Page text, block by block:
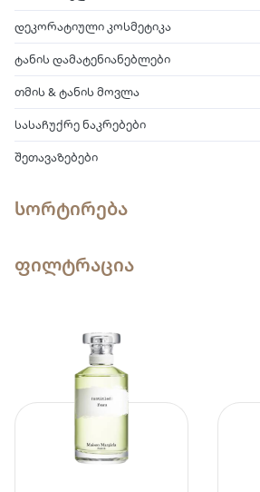
დეკორატიული კოსმეტიკა
ტანის დამატენიანებლები
თმის & ტანის მოვლა
სასაჩუქრე ნაკრებები
შეთავაზებები
სორტირება
ფილტრაცია